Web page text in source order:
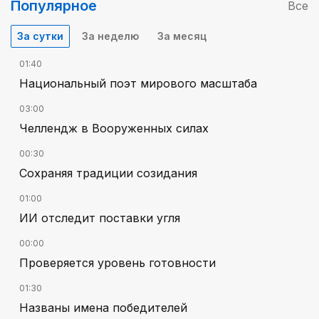
Популярное Все
За сутки За неделю За месяц
01:40
Национальный поэт мирового масштаба
03:00
Челлендж в Вооруженных силах
00:30
Сохраняя традиции созидания
01:00
ИИ отследит поставки угля
00:00
Проверяется уровень готовности
01:30
Названы имена победителей